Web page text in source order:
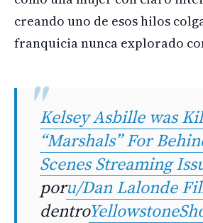
creando uno de esos hilos
franquicia nunca explorado
Kelsey Asbille was
“Marshals” For
Scenes Streaming
poru/Dan Lalonde
dentro